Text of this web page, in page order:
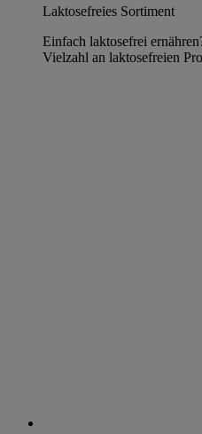
Laktosefreies Sortiment
Einfach laktosefrei
Vielzahl an laktosefreien